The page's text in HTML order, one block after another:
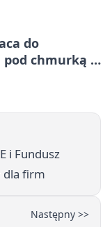
do
pod chmurką w
i Fundusz
dla firm
Następny >>